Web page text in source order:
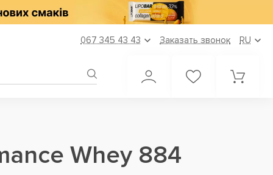
067 345 43 43 Заказать звонок RU
Whey 884